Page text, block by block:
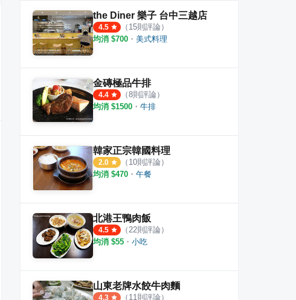
the Diner 樂子 台中三越店
4.5 （ 15則評論）
均消 $700 ・ 美式料理
金磚極品牛排
4.4 （8則評論）
均消 $1500 ・ 牛排
韓家正宗韓國料理
2.0 （ 10則評論）
均消 $470 ・ 午餐
北港王鴨肉飯
4.5 （ 22則評論）
均消 $55 ・ 小吃
山東老牌水餃牛肉麵
4.3 （ 11 則評論）